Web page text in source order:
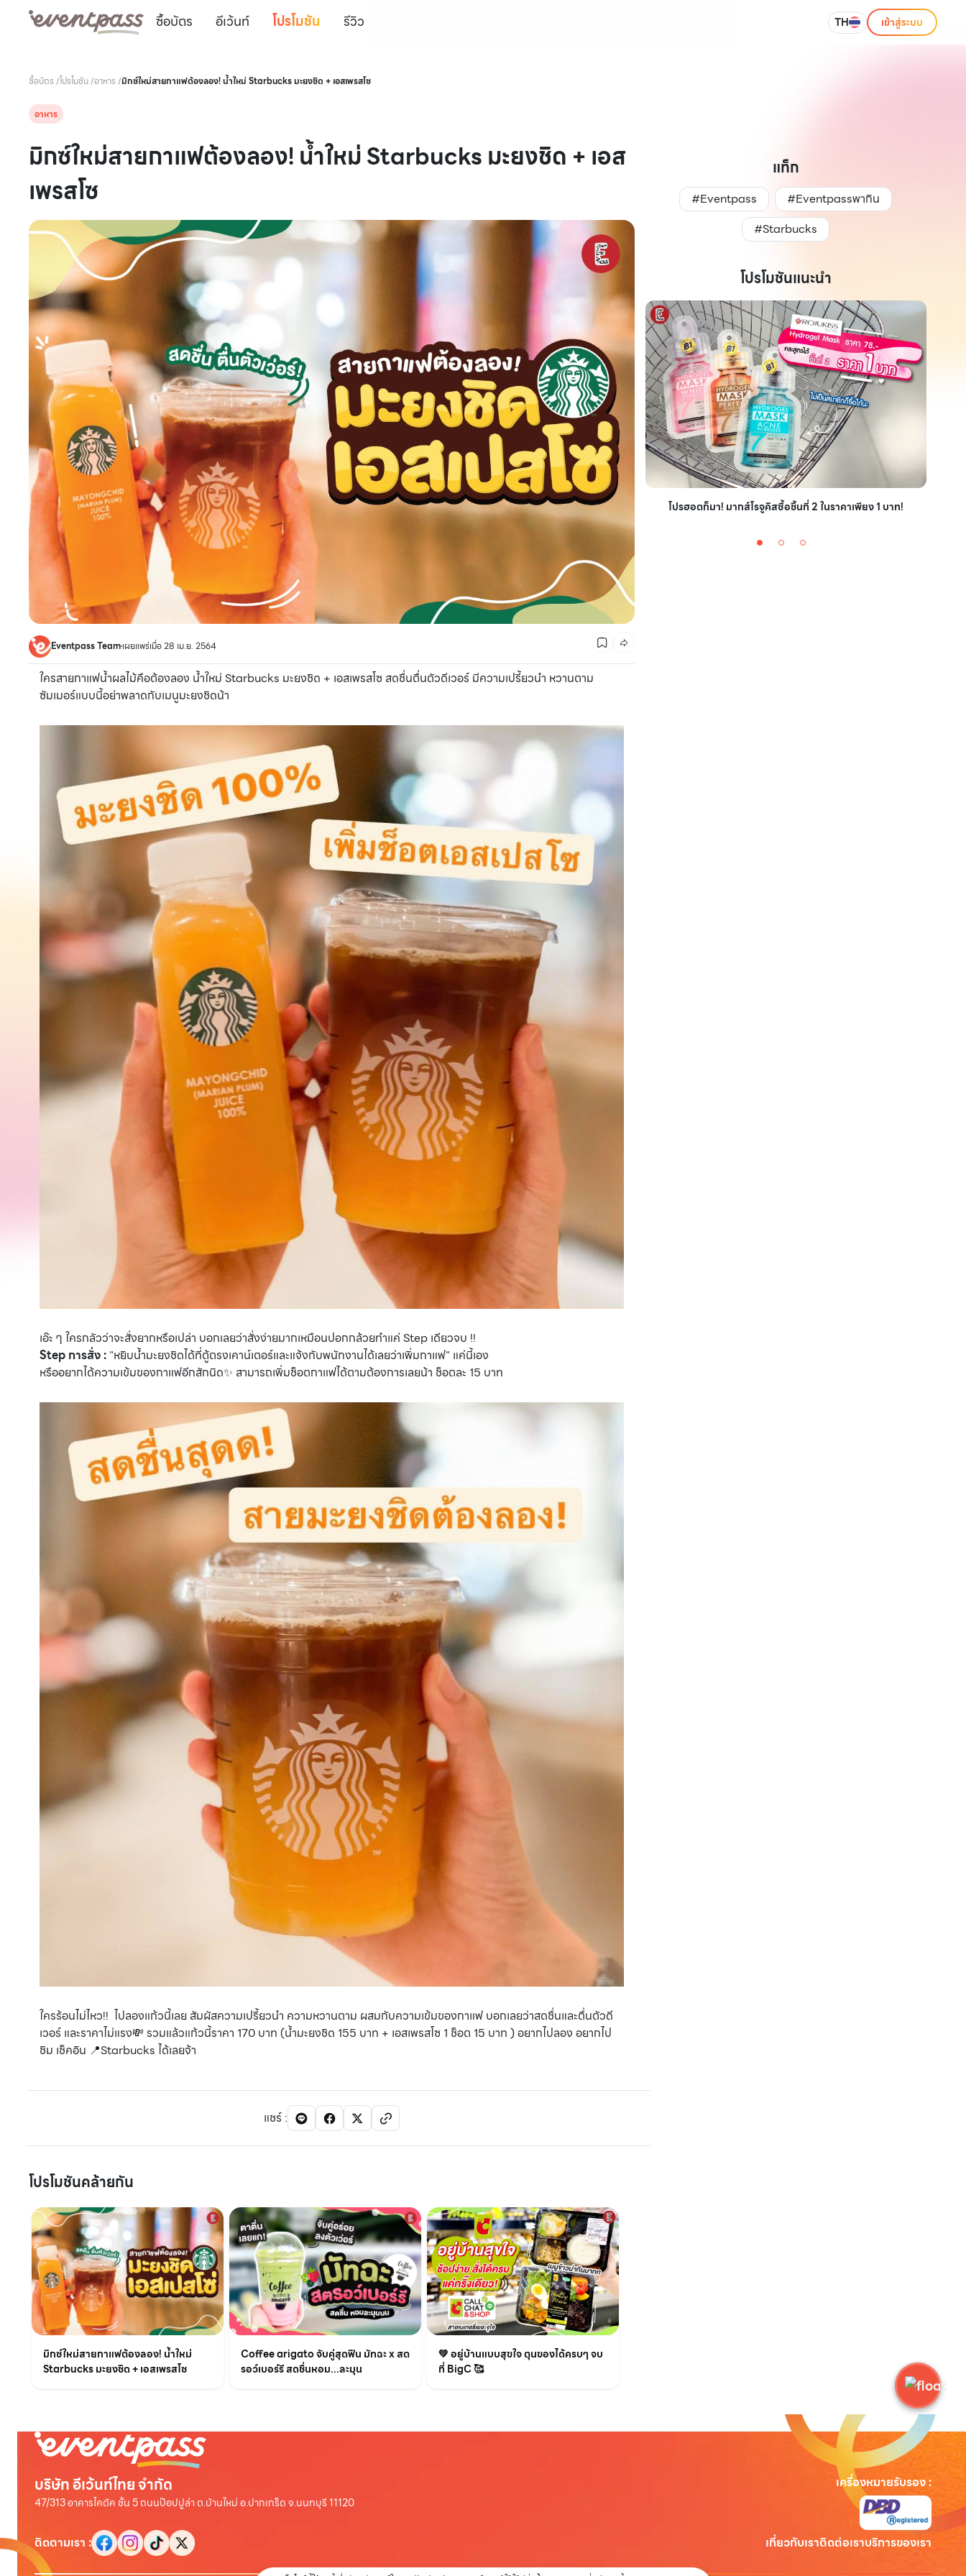
ซื้อบัตร อีเว้นท์ โปรโมชัน รีวิว TH เข้าสู่ระบบ
ซื้อบัตร /โปรโมชัน/อาหาร /มิกซ์ใหม่สายกาแฟต้องลอง! น้ำใหม่ Starbucks มะยงชิด + เอสเพรสโซ
อาหาร
มิกซ์ใหม่สายกาแฟต้องลอง! น้ำใหม่ Starbucks มะยงชิด + เอส
เพรสโซ
Eventpass Teamเผยแพร่เมื่อ 28 เม.ย. 2564
ใครสายกาแฟน้ำผลไม้คือต้องลอง น้ำใหม่ Starbucks มะยงชิด + เอสเพรสโซ สดชื่นตื่นตัวดีเวอร์ มีความเปรี้ยวนำ หวานตาม
ซัมเมอร์แบบนี้อย่าพลาดกับเมนูมะยงชิดน้า
เอ๊ะ ๆ ใครกลัวว่าจะสั่งยากหรือเปล่า บอกเลยว่าสั่งง่ายมากเหมือนปอกกล้วยทำแค่ Step เดียวจบ !!
Step การสั่ง : "หยิบน้ำมะยงชิดได้ที่ตู้ตรงเคาน์เตอร์และแจ้งกับพนักงานได้เลยว่าเพิ่มกาแฟ" แค่นี้เอง
หรืออยากได้ความเข้มของกาแฟอีกสักนิด✨ สามารถเพิ่มช็อตกาแฟได้ตามต้องการเลยน้า ช็อตละ 15 บาท
ใครร้อนไม่ไหว!! ไปลองแก้วนี้เลย สัมผัสความเปรี้ยวนำ ความหวานตาม ผสมกับความเข้มของกาแฟ บอกเลยว่าสดชื่นและตื่นตัวดี
เวอร์ และราคาไม่แรง💸 รวมแล้วแก้วนี้ราคา 170 บาท (น้ำมะยงชิด 155 บาท + เอสเพรสโซ 1 ช็อต 15 บาท )อยากไปลอง อยากไป
ชิม เช็คอิน 📍Starbucks ได้เลยจ้า
แชร์:
โปรโมชันคล้ายกัน
มิกซ์ใหม่สายกาแฟต้องลอง! น้ำใหม่
Starbucks มะยงชิด + เอสเพรสโซ
Coffee arigato จับคู่สุดฟิน มัทฉะ x สต
รอว์เบอร์รี สดชื่นหอม...ละมุน
💚 อยู่บ้านแบบสุขใจ ตุนของได้ครบๆ จบ
ที่ BigC 🥰
แท็ก
#Eventpass
#Eventpassพากิน
#Starbucks
โปรโมชันแนะนำ
CMG SHOP SHOP รวมแบรนด์ตัวท็อป ลดสูงสุด50% โปรฮอตก็มา! มากส์โรจูคิสซื้อชิ้นที่ 2 ในราคาเพียง 1 บาท!
บริษัท อีเว้นท์ไทย จำกัด เครื่องหมายรับรอง:
47/313 อาคารไคตัค ชั้น 5 ถนนป๊อปปูล่า ต.บ้านใหม่ อ.ปากเกร็ด จ.นนทบุรี 11120
ติดตามเรา : เกี่ยวกับเราติดต่อเราบริการของเรา